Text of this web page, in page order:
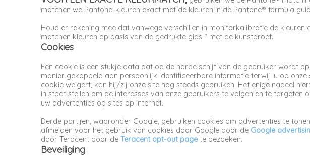
matchen we Pantone-kleuren exact met de kleuren in de Pantone® formula
Houd er rekening mee dat vanwege verschillen in monitorkalibratie de
matchen kleuren op basis van de gedrukte gids “ met de kunstproef.
Cookies
Een cookie is een stukje data dat op de harde schijf van de gebruiker wordt
manier gekoppeld aan persoonlijk identificeerbare informatie terwijl u op
cookie weigert, kan hij/zij onze site nog steeds gebruiken. Het enige nadeel
in staat stellen om de interesses van onze gebruikers te volgen en te
uw advertenties op sites op internet.
Derde partijen, waaronder Google, gebruiken cookies om advertenties te
afmelden voor het gebruik van cookies door Google door de Google
door Teracent door deTeracent opt-out page te bezoeken.
Beveiliging